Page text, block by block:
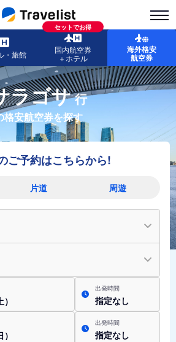
・旅館
セットでお得
国内航空券
＋ホテル
海外格安
航空券
ラゴサ行
格安航空券を探す
ご予約はこちらから!
片道 周遊
出発時間
指定なし
出発時間
指定なし